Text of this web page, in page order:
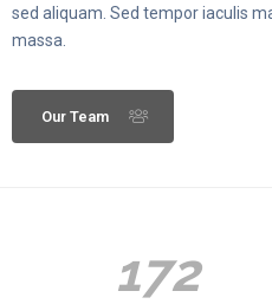
sed aliquam. Sed tempor iaculis
massa.
Our Team
172